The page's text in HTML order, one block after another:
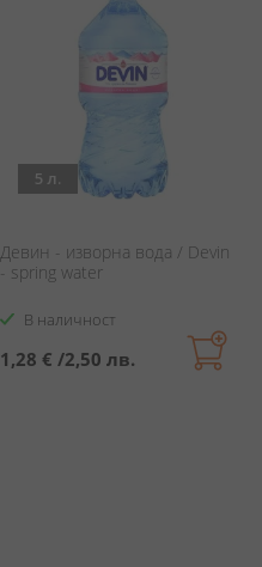
5 л.
Девин - изворна вода / Devin
- spring water
В наличност
1,28 € /2,50 лв.